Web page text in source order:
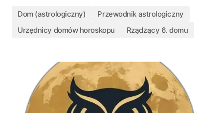
Dom (astrologiczny)
Przewodnik astrologiczny
Urzędnicy domów horoskopu
Rządzący 6. domu